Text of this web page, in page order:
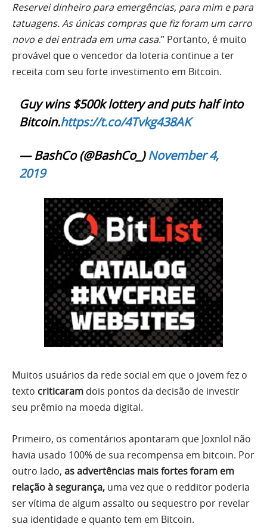
Reservei dinheiro para emergências, para mim e para
tatuagens. As únicas compras que fiz foram um carro
novo e dei entrada em uma casa.” Portanto, é muito
provável que o vencedor da loteria continue a ter
receita com seu forte investimento em Bitcoin.
Guy wins $500k lottery and puts half into
Bitcoin.https://t.co/4Tvkg438AK
— BashCo (@BashCo_)November 4,
2019
Muitos usuários da rede social em que o jovem fez o
texto criticaram dois pontos da decisão de investir
seu prêmio na moeda digital.
Primeiro, os comentários apontaram que Joxnlol não
havia usado 100% de sua recompensa em bitcoin. Por
outro lado, as advertências mais fortes foram em
relação à segurança, uma vez que o redditor poderia
ser vítima de algum assalto ou sequestro por revelar
sua identidade e quanto tem em Bitcoin.